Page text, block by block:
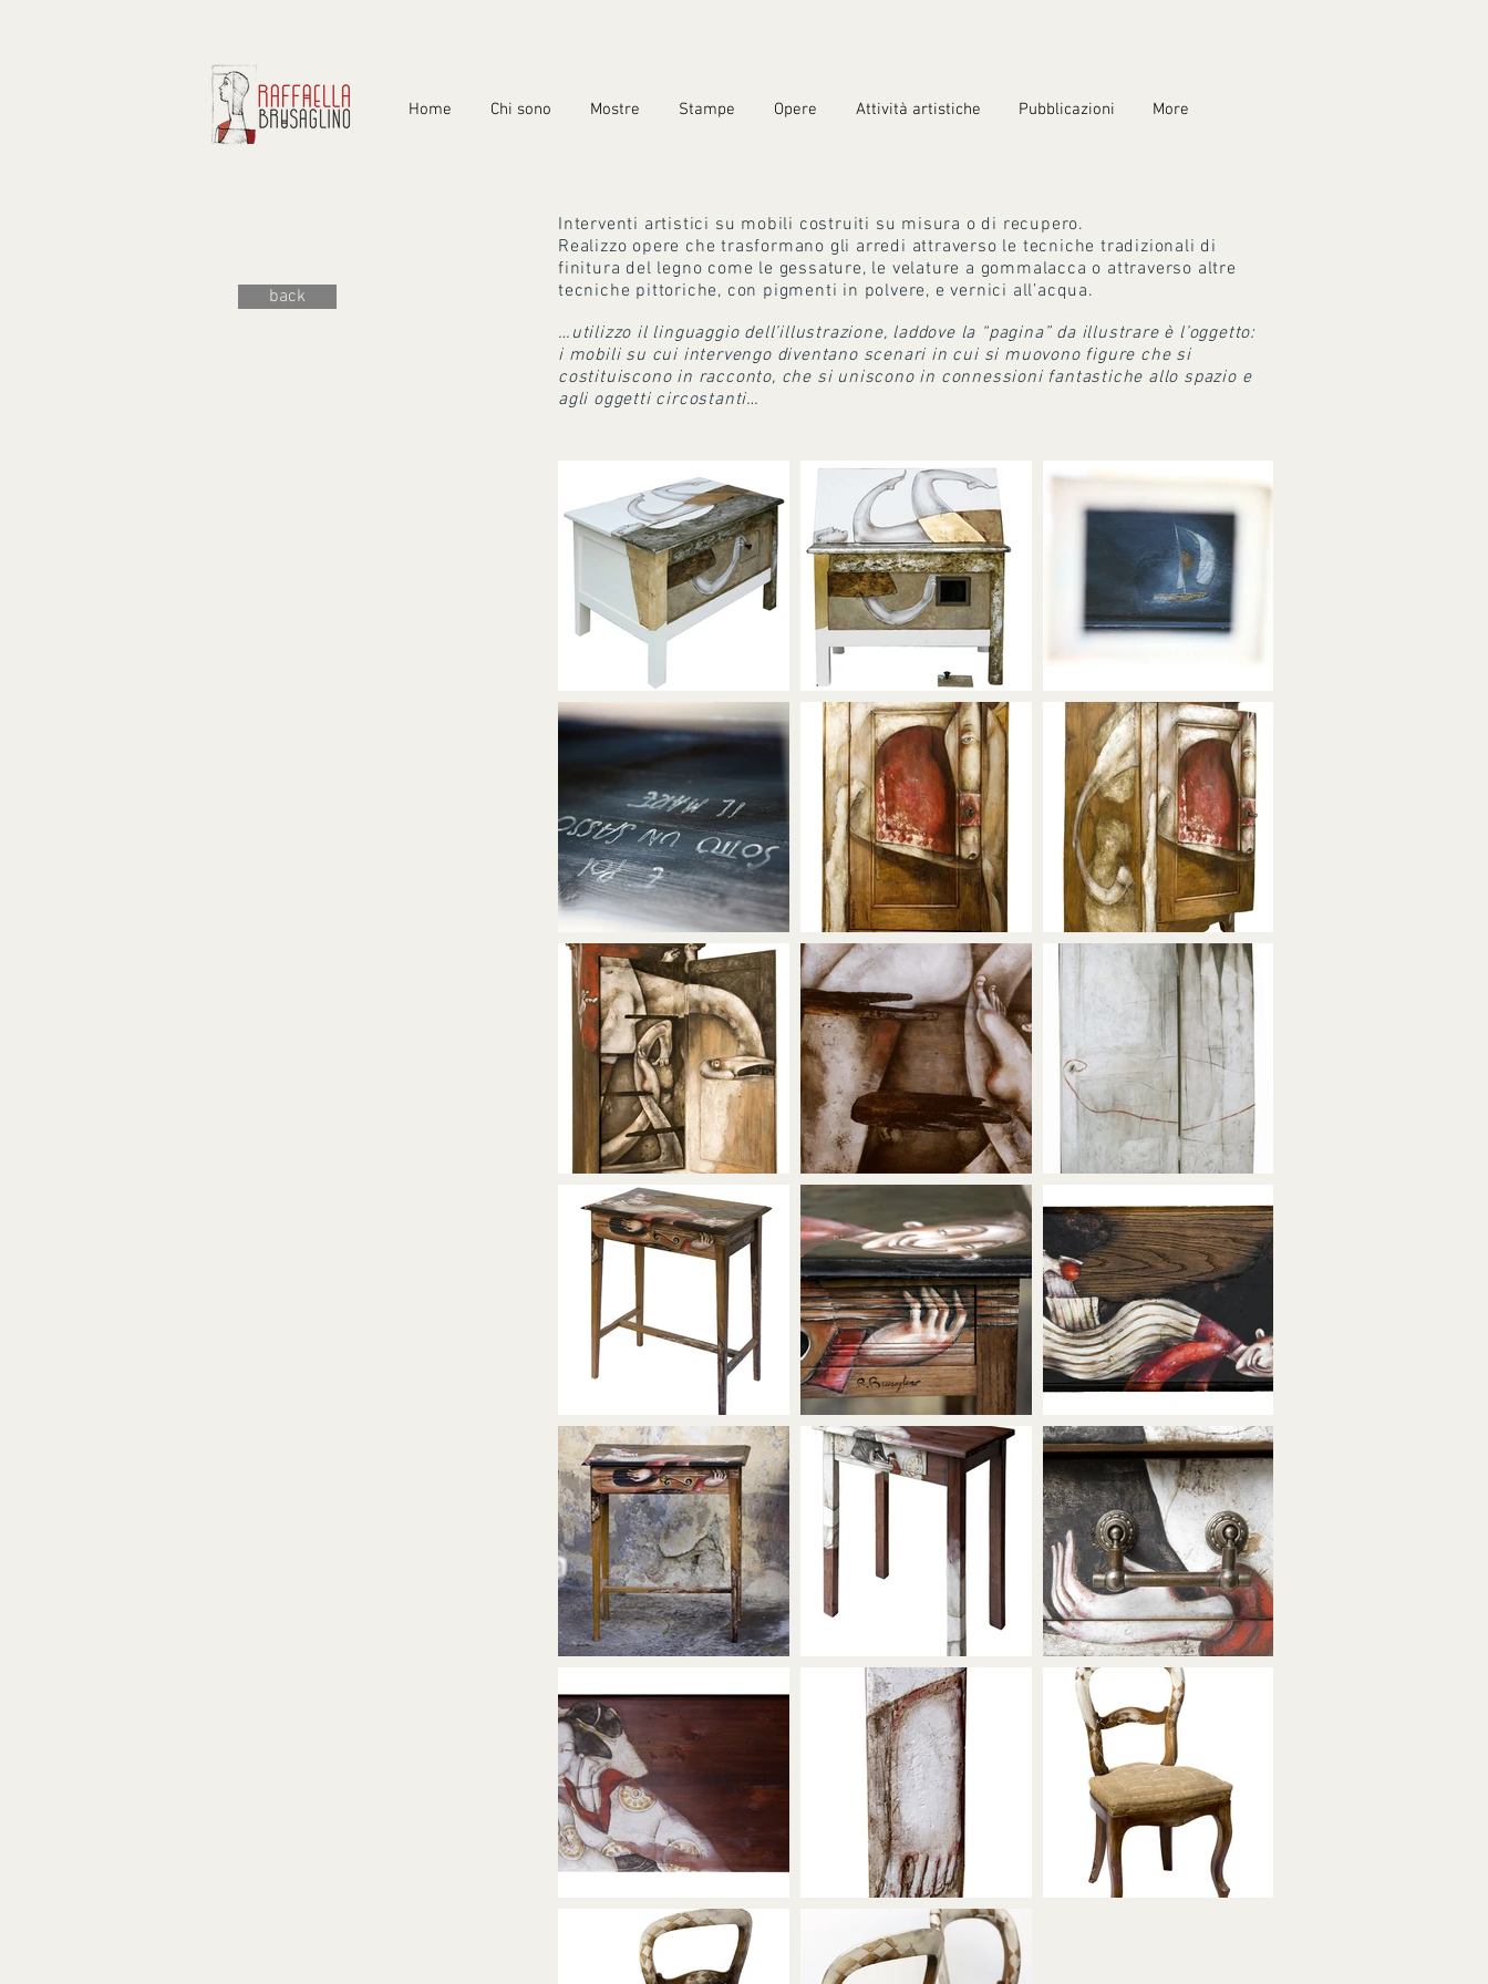
Home Chi sono Mostre Stampe Opere Attività artistiche Pubblicazioni More
back
Interventi artistici su mobili costruiti su misura o di recupero.
Realizzo opere che trasformano gli arredi attraverso le tecniche tradizionali di
finitura del legno come le gessature, le velature a gommalacca o attraverso altre
tecniche pittoriche, con pigmenti in polvere, e vernici all’acqua.
…utilizzo il linguaggio dell’illustrazione, laddove la “pagina” da illustrare è l’oggetto:
i mobili su cui intervengo diventano scenari in cui si muovono figure che si
costituiscono in racconto, che si uniscono in connessioni fantastiche allo spazio e
agli oggetti circostanti…